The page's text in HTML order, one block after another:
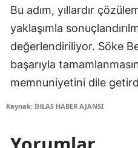
Bu adım, yıllardır
yaklaşımla
değerlendiriliyor. Söke
başarıyla
memnuniyetini dile
Kaynak: İHLAS HABER AJANSI